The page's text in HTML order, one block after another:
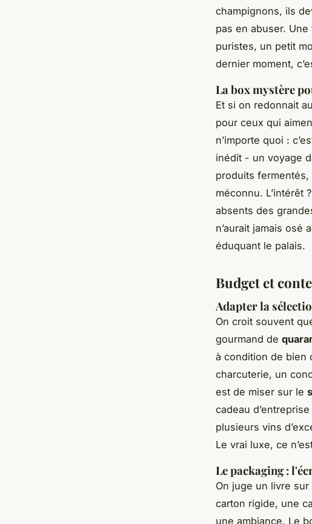
champignons, ils
pas en abuser.
puristes, un petit
dernier moment,
La box mystère
Et si on redonnait
pour ceux qui
n’importe quoi :
inédit - un voyage
produits fermentés,
méconnu. L’intérêt
absents des
n’aurait jamais osé
éduquant le palais.
Budget et
Adapter la
On croit souvent
gourmand de
à condition de bien
charcuterie, un
est de miser sur le
cadeau
plusieurs vins
Le vrai luxe, ce
Le packaging :
On juge un livre
carton rigide, une
une ambiance. Le